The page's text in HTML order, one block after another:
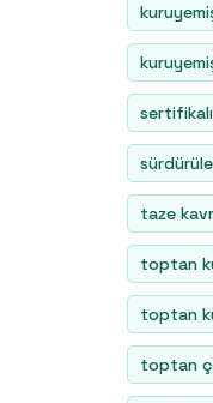
taze
toptan
toptan
toptan